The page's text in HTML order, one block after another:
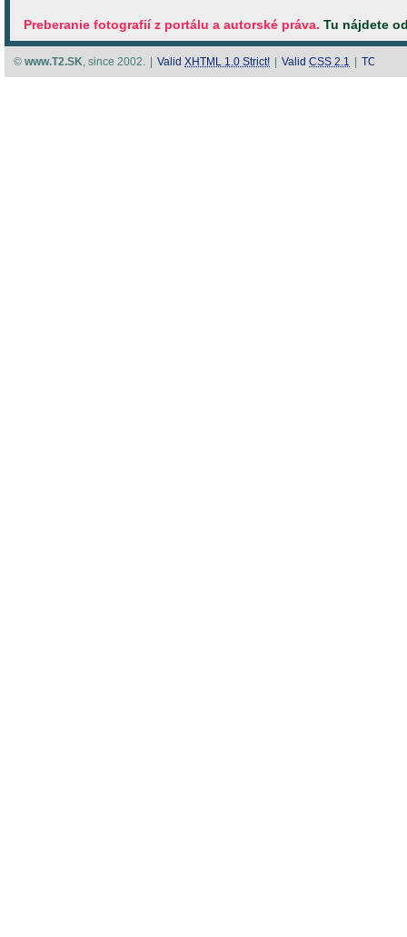
Preberanie fotografií z portálu a autorské práva. Tu nájdete
© www.T2.SK, since 2002. Valid XHTML 1.0 Strict! Valid CSS 2.1